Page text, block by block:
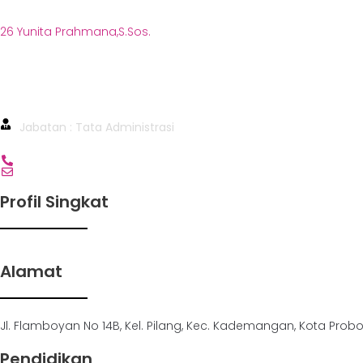
26 Yunita Prahmana,S.Sos.
Jabatan : Tata Administrasi
Profil Singkat
Alamat
Jl. Flamboyan No 14B, Kel. Pilang, Kec. Kademangan, Kota